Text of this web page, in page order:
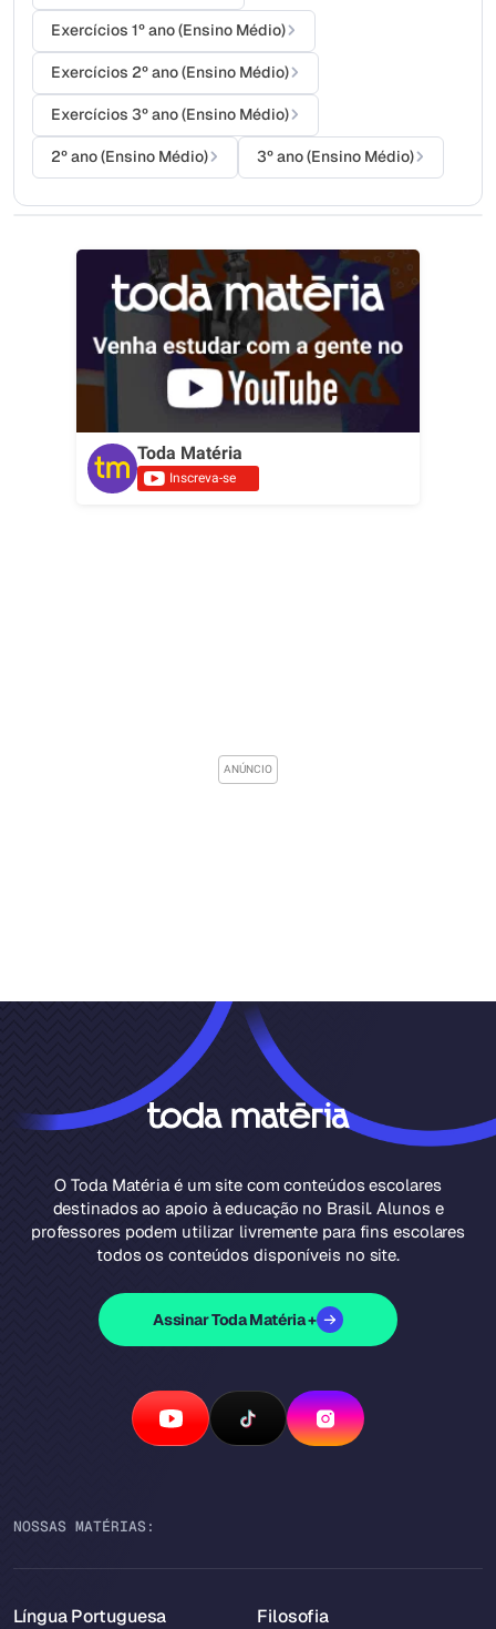
Exercícios 1º ano (Ensino Médio)
Exercícios 2º ano (Ensino Médio)
Exercícios 3º ano (Ensino Médio)
2º ano (Ensino Médio) 3º ano (Ensino Médio)
Toda Matéria
Inscreva-se
O Toda Matéria é um site com conteúdos escolares
destinados ao apoio à educação no Brasil. Alunos e
professores podem utilizar livremente para fins escolares
todos os conteúdos disponíveis no site.
Assinar Toda Matéria +
NOSSAS MATÉRIAS:
Língua Portuguesa Filosofia